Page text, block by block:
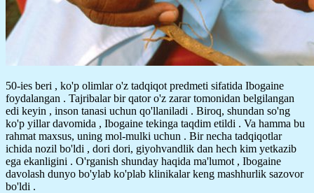
50-ies beri , ko'p olimlar o'z tadqiqot predmeti sifatida Ibogaine
foydalangan . Tajribalar bir qator o'z zarar tomonidan belgilangan
edi keyin , inson tanasi uchun qo'llaniladi . Biroq, shundan so'ng
ko'p yillar davomida , Ibogaine tekinga taqdim etildi . Va hamma bu
rahmat maxsus, uning mol-mulki uchun . Bir necha tadqiqotlar
ichida nozil bo'ldi , dori dori, giyohvandlik dan hech kim yetkazib
ega ekanligini . O'rganish shunday haqida ma'lumot , Ibogaine
davolash dunyo bo'ylab ko'plab klinikalar keng mashhurlik sazovor
bo'ldi .